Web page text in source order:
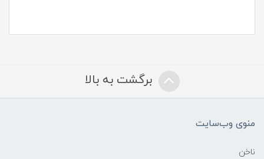
برگشت به بالا
منوی وب‌سایت
ناخن